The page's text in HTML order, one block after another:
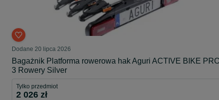
Dodane 20 lipca 2026
Bagażnik Platforma rowerowa hak Aguri ACTIVE BIKE
3 Rowery Silver
Tylko przedmiot
2 026 zł